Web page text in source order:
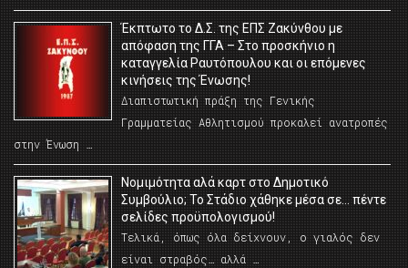
Έκπτωτο το Δ.Σ. της ΕΠΣ Ζακύνθου με
απόφαση της ΓΓΑ – Στο προσκήνιο η
καταγγελία Ραυτόπουλου και οι επόμενες
κινήσεις της Ένωσης!
Διαπιστωτική πράξη της Γενικής
Γραμματείας Αθλητισμού προκαλεί ανατροπές
στην Ένωση …
Νομιμότητα αλά καρτ στο Δημοτικό
Συμβούλιο; Το Στάδιο χάθηκε μέσα σε… πέντε
σελίδες προϋπολογισμού!
Τελικά, όπως όλα δείχνουν, ο γιαλός δεν
είναι στραβός… αλλά …